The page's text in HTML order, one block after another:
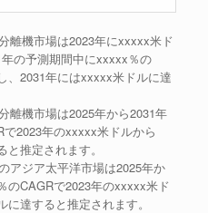
離機市場は2023年にxxxxx米ド
の予測期間中にxxxxx％の
、2031年にはxxxxx米ドルに達
離機市場は2025年から2031年
2023年のxxxxx米ドルから
推定されます。
アジア太平洋市場は2025年か
のCAGRで2023年のxxxxx米ド
達すると推定されます。